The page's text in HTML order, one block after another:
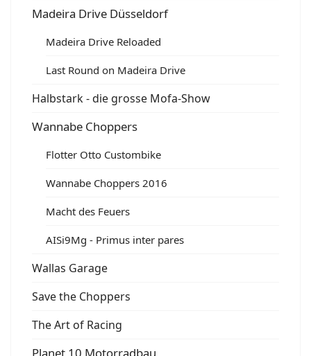
Madeira Drive Düsseldorf
Madeira Drive Reloaded
Last Round on Madeira Drive
Halbstark - die grosse Mofa-Show
Wannabe Choppers
Flotter Otto Custombike
Wannabe Choppers 2016
Macht des Feuers
AISi9Mg - Primus inter pares
Wallas Garage
Save the Choppers
The Art of Racing